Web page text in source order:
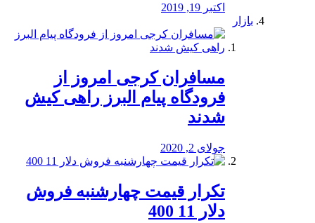
اکتبر 19, 2019
بازار
مسافران کرجی امروز از
فرودگاه پیام البرز راهی کیش
شدند
جولای 2, 2020
تکرار قیمت چهارشنبه فروش
دلار 11 400